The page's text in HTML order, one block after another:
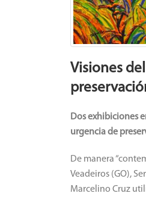
Visiones
Dos exhibiciones
urgencia de
De manera
Veadeiros (GO),
Marcelino Cruz